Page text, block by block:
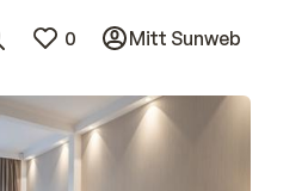
0 Mitt Sunweb